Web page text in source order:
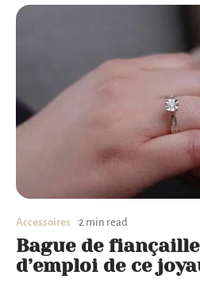
Accessoires 2 min read
Bague de
d’emploi de ce